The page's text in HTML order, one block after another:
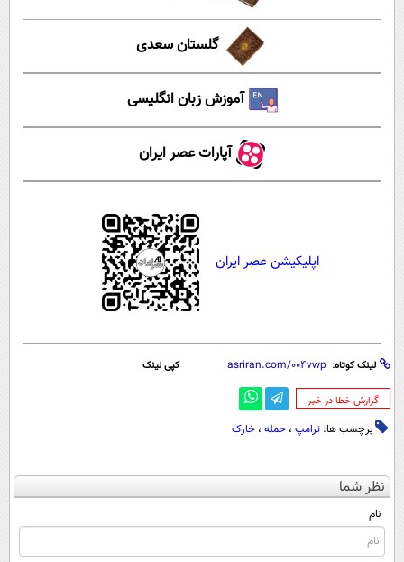
گلستان سعدی
آموزش زبان انگلیسی
آپارات عصر ایران
اپلیکیشن عصر ایران
لینک کوتاه: کپی لینک
‌گزارش خطا در خبر
برچسب ها: ترامپ ، حمله ، خارک
نظر شما
نام